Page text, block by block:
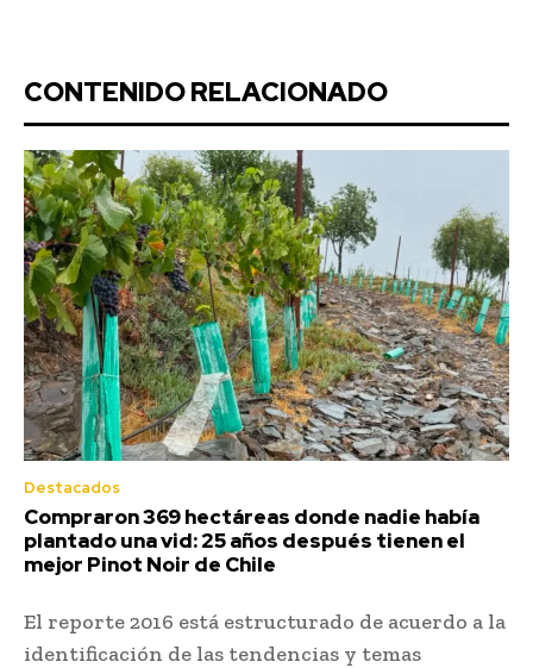
CONTENIDO RELACIONADO
Destacados
Compraron 369 hectáreas donde nadie había
plantado una vid: 25 años después tienen el
mejor Pinot Noir de Chile
El reporte 2016 está estructurado de acuerdo a la
identificación de las tendencias y temas